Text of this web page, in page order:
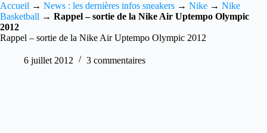
Accueil → News : les dernières infos sneakers → Nike → Nike
Basketball → Rappel – sortie de la Nike Air Uptempo Olympic
2012
Rappel – sortie de la Nike Air Uptempo Olympic 2012
6 juillet 2012 3 commentaires